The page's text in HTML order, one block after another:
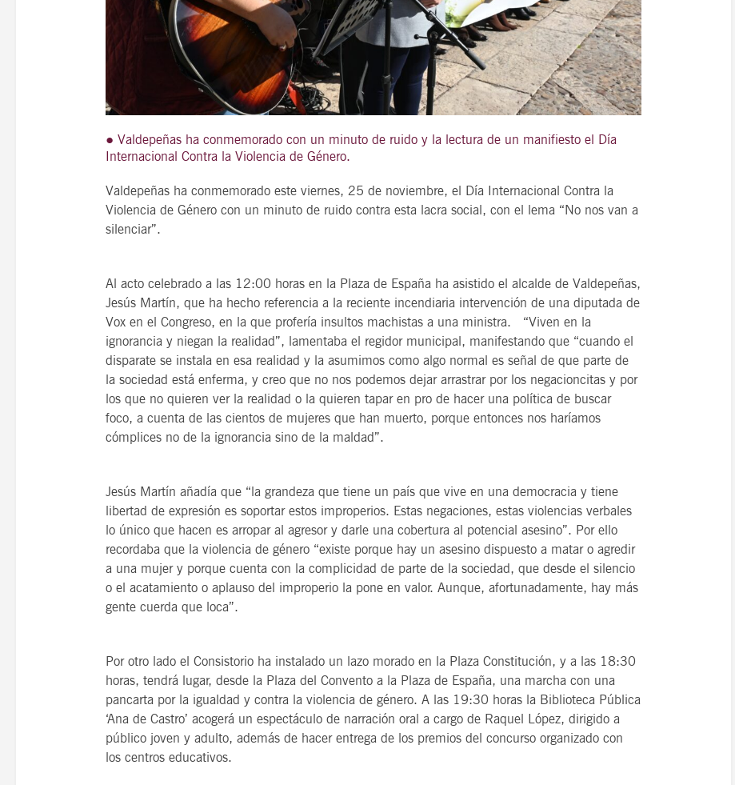
● Valdepeñas ha conmemorado con un minuto de ruido y la lectura de un manifiesto el Día
Internacional Contra la Violencia de Género.
Valdepeñas ha conmemorado este viernes, 25 de noviembre, el Día Internacional Contra la
Violencia de Género con un minuto de ruido contra esta lacra social, con el lema “No nos van a
silenciar”.
Al acto celebrado a las 12:00 horas en la Plaza de España ha asistido el alcalde de Valdepeñas,
Jesús Martín, que ha hecho referencia a la reciente incendiaria intervención de una diputada de
Vox en el Congreso, en la que profería insultos machistas a una ministra. “Viven en la
ignorancia y niegan la realidad”, lamentaba el regidor municipal, manifestando que “cuando el
disparate se instala en esa realidad y la asumimos como algo normal es señal de que parte de
la sociedad está enferma, y creo que no nos podemos dejar arrastrar por los negacioncitas y por
los que no quieren ver la realidad o la quieren tapar en pro de hacer una política de buscar
foco, a cuenta de las cientos de mujeres que han muerto, porque entonces nos haríamos
cómplices no de la ignorancia sino de la maldad”.
Jesús Martín añadía que “la grandeza que tiene un país que vive en una democracia y tiene
libertad de expresión es soportar estos improperios. Estas negaciones, estas violencias verbales
lo único que hacen es arropar al agresor y darle una cobertura al potencial asesino”. Por ello
recordaba que la violencia de género “existe porque hay un asesino dispuesto a matar o agredir
a una mujer y porque cuenta con la complicidad de parte de la sociedad, que desde el silencio
o el acatamiento o aplauso del improperio la pone en valor. Aunque, afortunadamente, hay más
gente cuerda que loca”.
Por otro lado el Consistorio ha instalado un lazo morado en la Plaza Constitución, y a las 18:30
horas, tendrá lugar, desde la Plaza del Convento a la Plaza de España, una marcha con una
pancarta por la igualdad y contra la violencia de género. A las 19:30 horas la Biblioteca Pública
‘Ana de Castro’ acogerá un espectáculo de narración oral a cargo de Raquel López, dirigido a
público joven y adulto, además de hacer entrega de los premios del concurso organizado con
los centros educativos.
21
VIERNES
21:00
VER
VIERNES
21:00
VER